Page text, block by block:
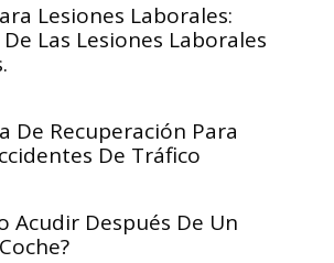
Lesiones Laborales:
Las Lesiones Laborales
De Recuperación Para
De Tráfico
Acudir Después De Un